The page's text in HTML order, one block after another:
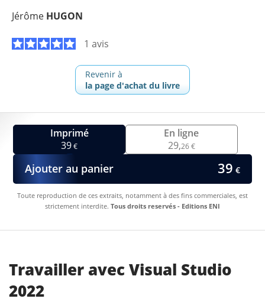
Jérôme HUGON
1 avis
Revenir à
la page d'achat du livre
Imprimé
39€
En ligne
29,26 €
Ajouter au panier 39 €
Toute reproduction de ces extraits, notamment à des fins commerciales, est
strictement interdite. Tous droits reservés - Editions ENI
Travailler avec Visual Studio
2022